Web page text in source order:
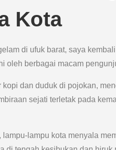
Kota
di ufuk barat, saya
oleh berbagai macam
dan duduk di pojokan,
sejati terletak pada
lampu-lampu kota menyala